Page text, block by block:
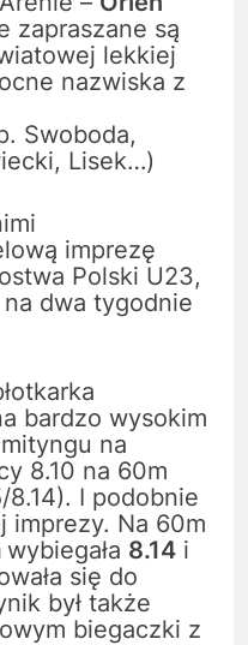
zapraszane są
lekkiej
nazwiska z
Swoboda,
Lisek…)
imprezę
Polski U23,
dwa tygodnie
bardzo wysokim
na
8.10 na 60m
8.14). I podobnie
imprezy. Na 60m
wybiegała 8.14 i
się do
był także
biegaczki z